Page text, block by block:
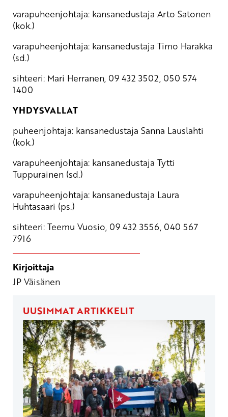
varapuheenjohtaja: kansanedustaja Arto Satonen
(kok.)
varapuheenjohtaja: kansanedustaja Timo Harakka
(sd.)
sihteeri: Mari Herranen, 09 432 3502, 050 574
1400
YHDYSVALLAT
puheenjohtaja: kansanedustaja Sanna Lauslahti
(kok.)
varapuheenjohtaja: kansanedustaja Tytti
Tuppurainen (sd.)
varapuheenjohtaja: kansanedustaja Laura
Huhtasaari (ps.)
sihteeri: Teemu Vuosio, 09 432 3556, 040 567
7916
Kirjoittaja
JP Väisänen
UUSIMMAT ARTIKKELIT